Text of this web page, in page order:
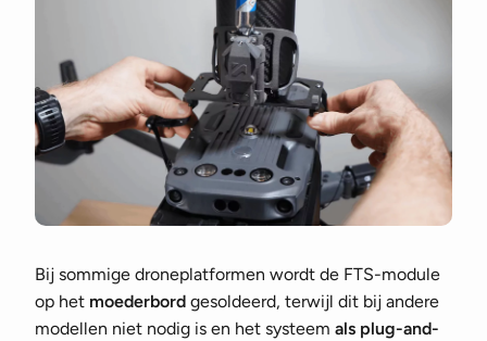
Bij sommige droneplatformen wordt de FTS-module
op het moederbord gesoldeerd, terwijl dit bij andere
modellen niet nodig is en het systeem als plug-and-